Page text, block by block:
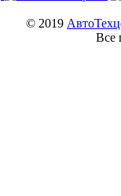
© 2019
Все